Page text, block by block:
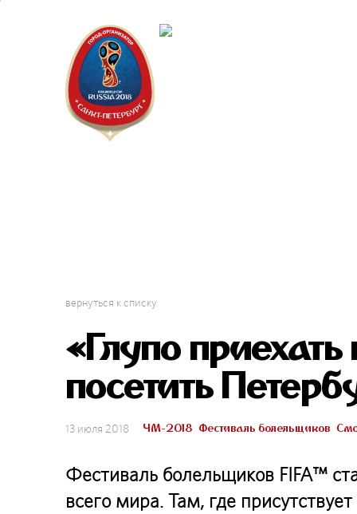
вернуться к списку
«Глупо
посетить
13 июля 2018 ЧМ-2018 Фестиваль болельщиков
Фестиваль болельщиков FIFA™
всего мира. Там, где